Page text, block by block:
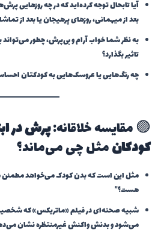
آیا تابحال توجه کرده‌اید که در چه روزهایی
بعد از میهمانی، روزهای پرهیجان یا بعد از
به نظر شما خواب آرام و بی‌پرش، چطور می‌تواند
تاثیر بگذارد؟
چه رنگ‌هایی یا عروسک‌هایی به کودکتان
🟣 مقایسه خلاقانه:پرش در
کودکانمثل چی می‌ماند؟
مثل این است که بدن کودک می‌خواهد مطمئن
هست؟”
شبیه صحنه‌ای در فیلم «ماتریکس» که
می‌شود و بدنش واکنش غیرمنتظره نشان